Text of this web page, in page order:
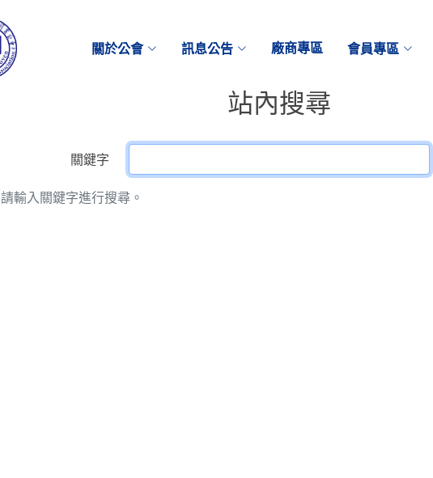
關於公會 訊息公告 廠商專區 會員專區
站內搜尋
關鍵字
請輸入關鍵字進行搜尋。